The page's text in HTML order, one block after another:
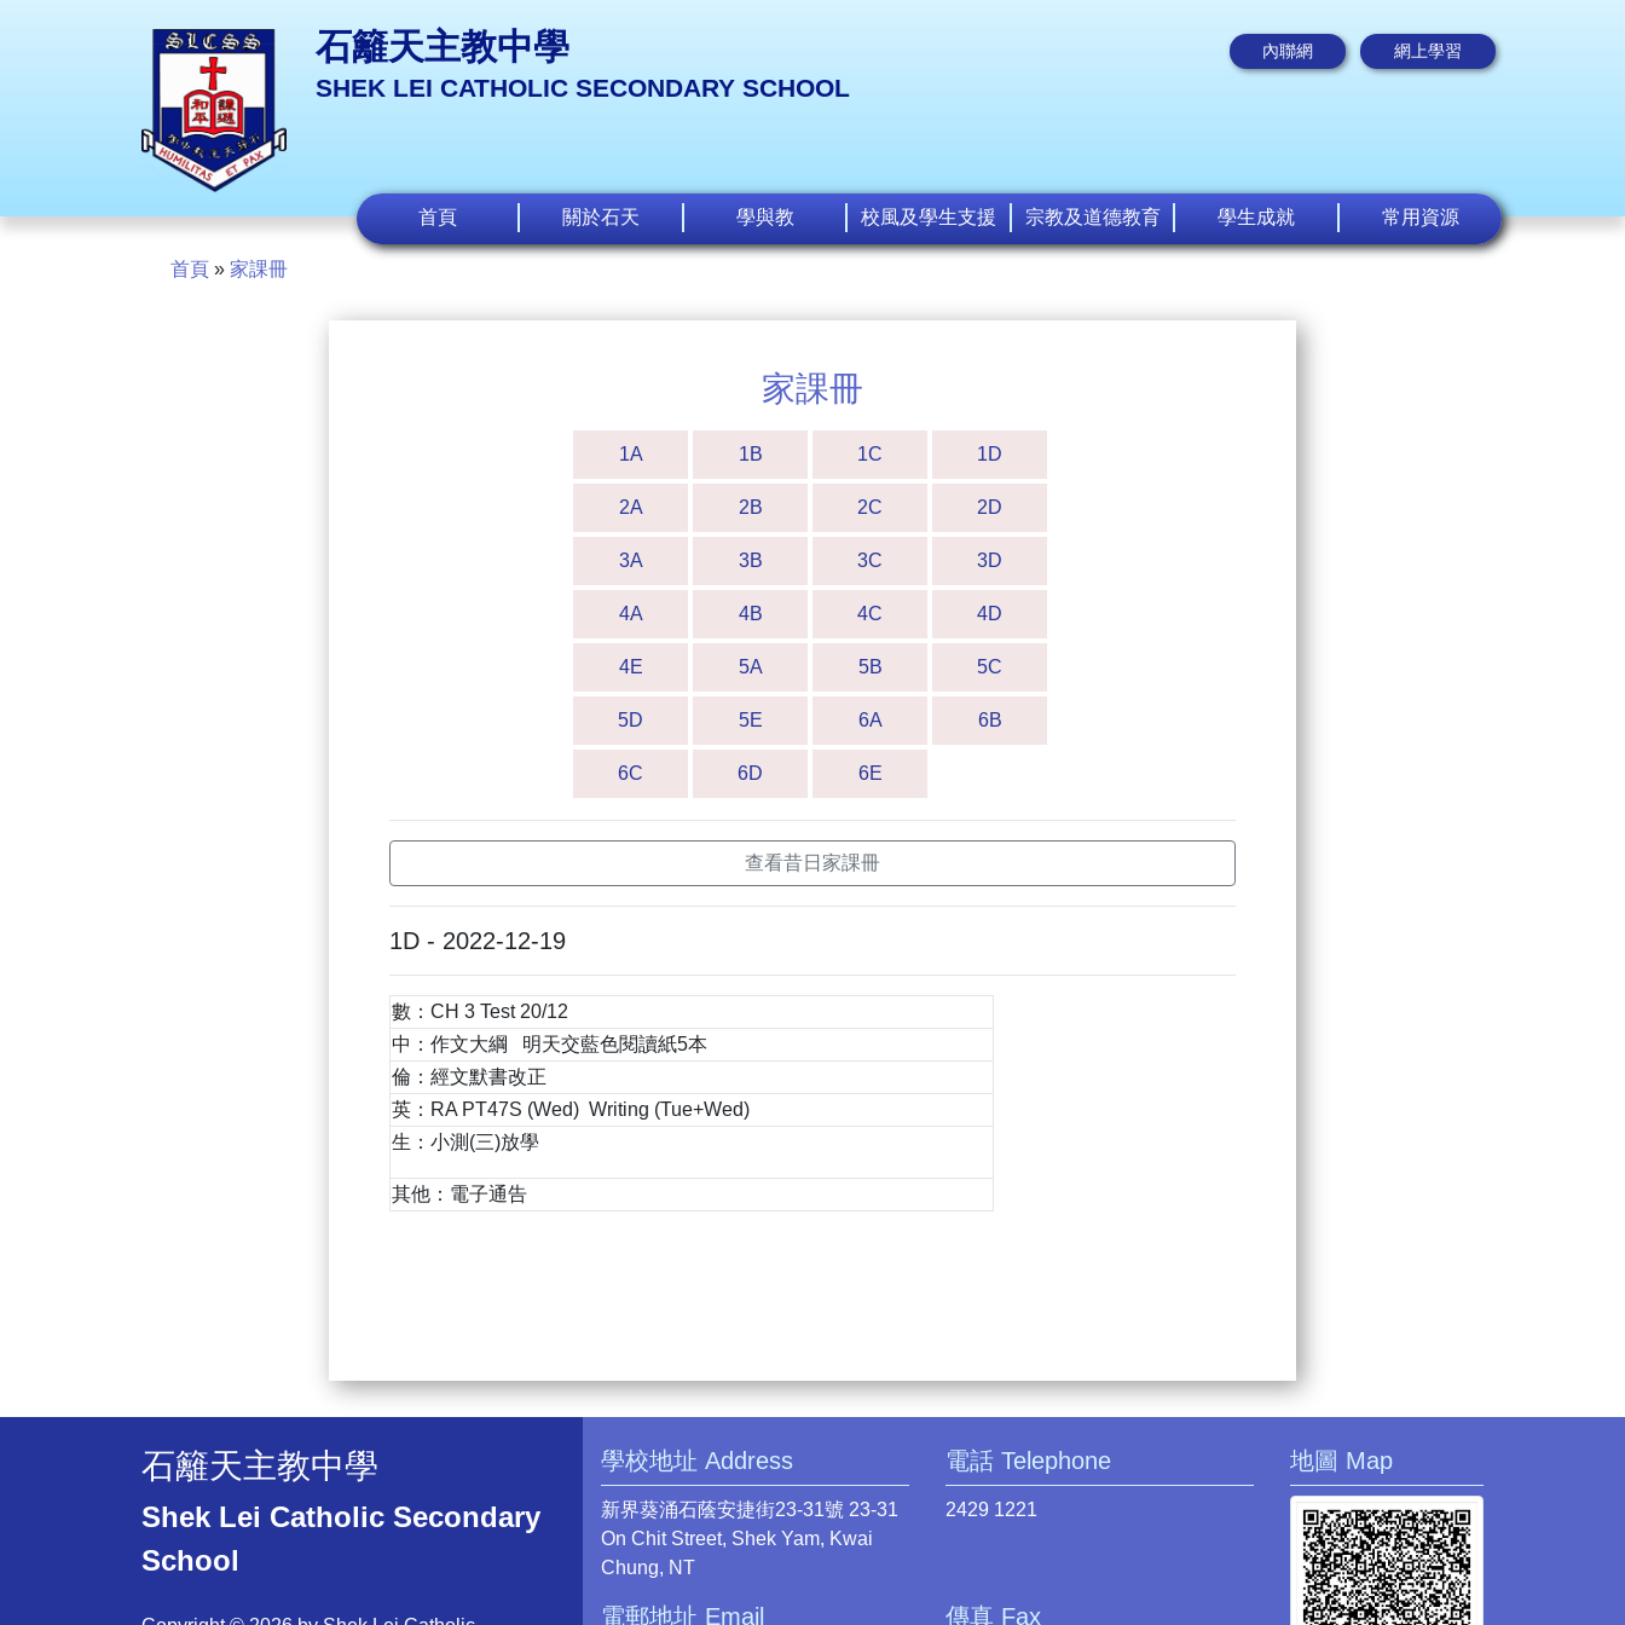
石籬天主教中學
SHEK LEI CATHOLIC SECONDARY SCHOOL
內聯網 網上學習
首頁 關於石天 學與教 校風及學生支援 宗教及道德教育 學生成就 常用資源
首頁 » 家課冊
家課冊
1A 1B 1C 1D
2A 2B 2C 2D
3A 3B 3C 3D
4A 4B 4C 4D
4E 5A 5B 5C
5D 5E 6A 6B
6C 6D 6E
查看昔日家課冊
1D - 2022-12-19
數：CH 3 Test 20/12
中：作文大綱 明天交藍色閱讀紙5本
倫：經文默書改正
英：RA PT47S (Wed) Writing (Tue+Wed)
生：小測(三)放學
其他：電子通告
石籬天主教中學
Shek Lei Catholic Secondary
School
學校地址 Address
新界葵涌石蔭安捷街23-31號 23-31
On Chit Street, Shek Yam, Kwai
Chung, NT
電話 Telephone
2429 1221
電郵地址 Email 傳真 Fax
地圖 Map